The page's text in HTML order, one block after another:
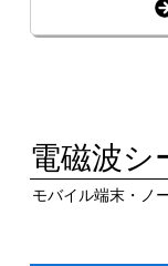
電磁波シ
モバイル端末・ノ